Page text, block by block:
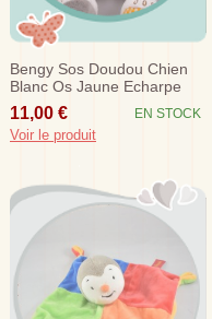
Bengy Sos Doudou Chien
Blanc Os Jaune Echarpe
Musical
11,00 € EN STOCK
Voir le produit